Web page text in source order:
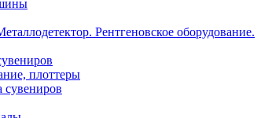
Рентгеновское оборудование.
плоттеры
сувениров